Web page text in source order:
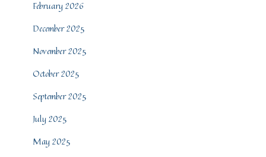
February 2026
December 2025
November 2025
October 2025
September 2025
July 2025
May 2025